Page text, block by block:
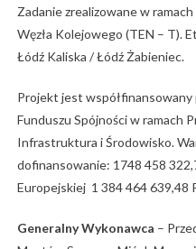
Zadanie zrealizowane w
Węzła Kolejowego (TEN – T).
Łódź Kaliska / Łódź Żabieniec.
Projekt jest współfinansowany
Funduszu Spójności w ramach
Infrastruktura i Środowisko.
dofinansowanie: 1748 458
Europejskiej 1 384 464 639,48
Generalny Wykonawca –